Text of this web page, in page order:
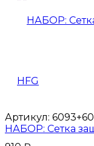
Артикул:
НАБОР: Сетка